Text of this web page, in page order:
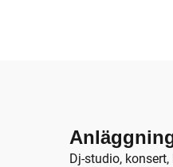
Dj-studio,